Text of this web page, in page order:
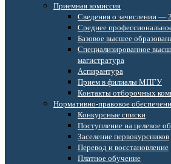
Приемная комиссия
Сведения о зачислении —
Среднее
Базовое высшее
Специализированное
магистратура
Аспирантура
Прием в филиалы МПГУ
Контакты отборочных
Нормативно-правовое
Конкурсные списки
Поступление на целевое
Заселение первокурсников
Перевод и восстановление
Платное обучение